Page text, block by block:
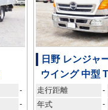
-
-
日野 レンジャ
ウイング 中型
走行距離 -
年式 -